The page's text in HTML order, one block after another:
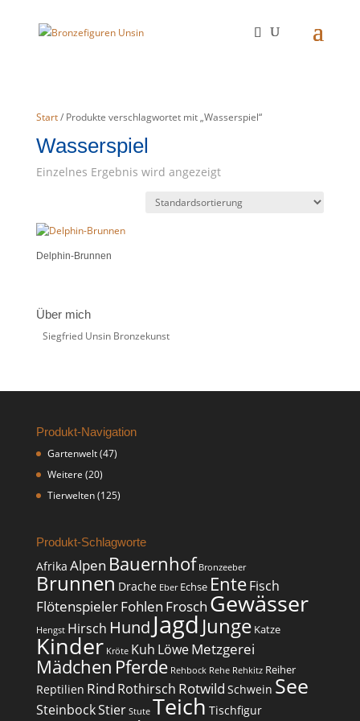
Start/ Produkte verschlagwortet mit „Wasserspiel“
Wasserspiel
Einzelnes Ergebnis wird angezeigt
Delphin-Brunnen
Über mich
Siegfried Unsin Bronzekunst
Produkt-Navigation
Gartenwelt(47)
Weitere (20)
Tierwelten(125)
Produkt-Schlagworte
Afrika Alpen Bauernhof Bronzeeber
Brunnen Drache Eber Echse EnteFisch
FlötenspielerFohlen Frosch Gewässer
Hengst Hirsch Hund Jagd Junge Katze
Kinder Kröte Kuh LöweMetzgerei
Mädchen Pferde Rehbock Rehe Rehkitz Reiher
Reptilien Rind Rothirsch Rotwild Schwein See
SteinbockStier Stute Teich Tischfigur